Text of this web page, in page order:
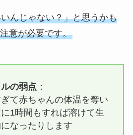
んじゃない？」と思うかも
意が必要です。
の弱点 ：
て赤ちゃんの体温を奪い
1時間もすれば溶けて生
なったりします